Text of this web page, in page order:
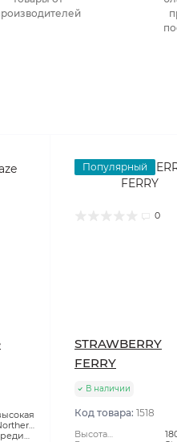
x Haze
Популярный
0
STRAWBERRY
FERRY
В наличии
Код товара: 1518
Высота